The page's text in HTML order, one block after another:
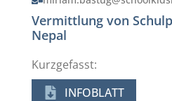
Vermittlung von
Nepal
Kurzgefasst:
INFOBLATT